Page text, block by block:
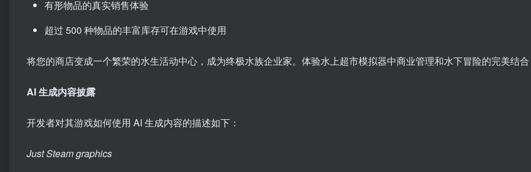
有形物品的真实销售体验
超过 500 种物品的丰富库存可在游戏中使用
将您的商店变成一个繁荣的水生活动中心，成为终极水族企业家。体验水上超市模拟器中商业管理和水下冒险的完美结
AI 生成内容披露
开发者对其游戏如何使用 AI 生成内容的描述如下：
Just Steam graphics